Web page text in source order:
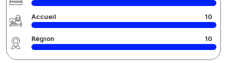
Accueil 10
Région 10